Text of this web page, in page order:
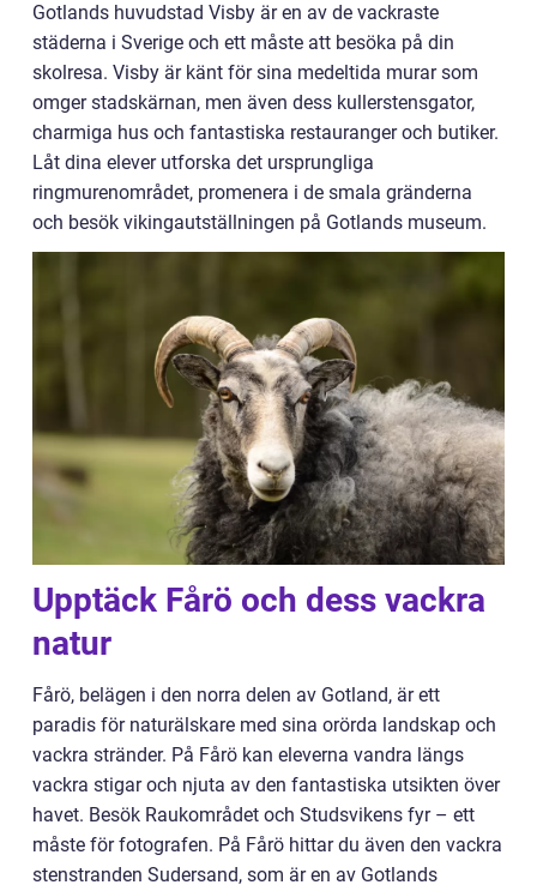
Gotlands huvudstad Visby är en av de vackraste
städerna i Sverige och ett måste att besöka på din
skolresa. Visby är känt för sina medeltida murar som
omger stadskärnan, men även dess kullerstensgator,
charmiga hus och fantastiska restauranger och butiker.
Låt dina elever utforska det ursprungliga
ringmurenområdet, promenera i de smala gränderna
och besök vikingautställningen på Gotlands museum.
Upptäck Fårö och dess vackra
natur
Fårö, belägen i den norra delen av Gotland, är ett
paradis för naturälskare med sina orörda landskap och
vackra stränder. På Fårö kan eleverna vandra längs
vackra stigar och njuta av den fantastiska utsikten över
havet. Besök Raukområdet och Studsvikens fyr – ett
måste för fotografen. På Fårö hittar du även den vackra
stenstranden Sudersand, som är en av Gotlands